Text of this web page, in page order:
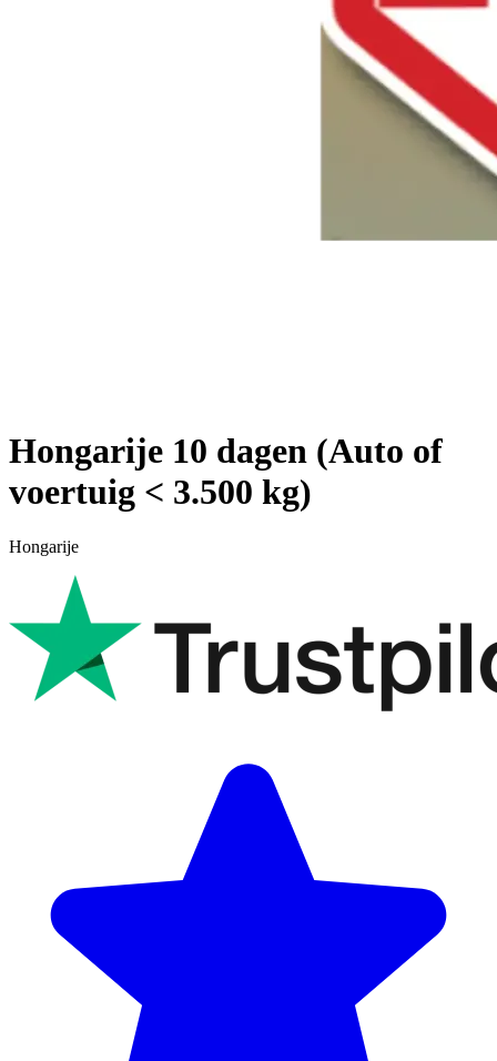
Hongarije 10 dagen (Auto of
voertuig < 3.500 kg)
Hongarije